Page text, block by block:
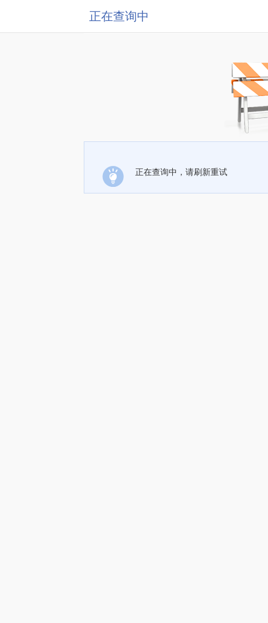
正在查询中
正在查询中，请刷新重试